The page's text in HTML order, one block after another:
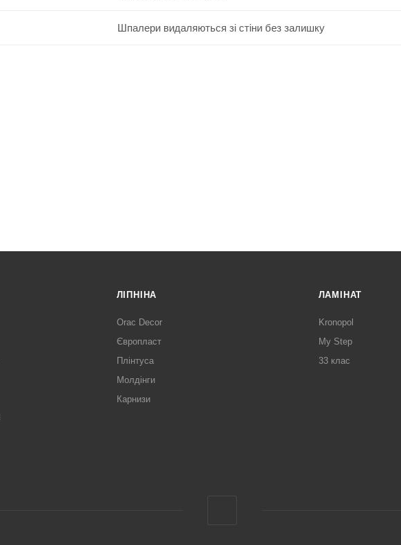
Шпалери видаляються зі стіни без залишку
ЛІПНІНА
Orac Decor
Європласт
Плінтуса
Молдінги
Карнизи
ЛАМІНАТ
Kronopol
My Step
33 клас